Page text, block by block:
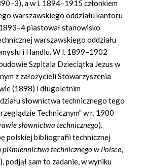
a w l. 1894–1915 członkiem
warszawskiego oddziału kantoru
piastował stanowisko
warszawskiego oddziału
i Handlu. W l. 1899–1902
Szpitala Dzieciątka Jezus w
z założycieli Stowarzyszenia
(1898) i długoletnim
słownictwa technicznego tego
Technicznym” w r. 1900
słownictwa technicznego).
polskiej bibliografii technicznej
piśmiennictwa technicznego w Polsce,
podjął sam to zadanie, w wyniku